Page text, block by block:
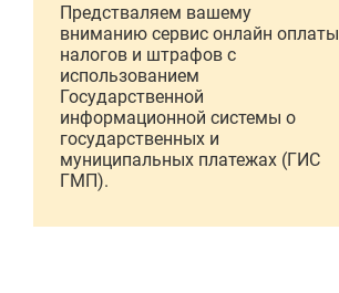
Предстваляем вашему
вниманию сервис онлайн оплаты
налогов и штрафов с
использованием
Государственной
информационной системы о
государственных и
муниципальных платежах (ГИС
ГМП).